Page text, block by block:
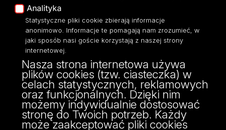
Wydział Zarządzania
Uniwersytetu Łódzkiego
ul. Matejki 22/26
90-237 Łódź
tel: 42 635 51 22
NIP 724 000 32 43
Analityka
Statystyczne pliki cookie zbierają informacje
anonimowo. Informacje te pomagają nam zrozumieć, w
jaki sposób nasi goście korzystają z naszej strony
internetowej.
Nasza strona internetowa używa
plików cookies (tzw. ciasteczka) w
celach statystycznych, reklamowych
oraz funkcjonalnych. Dzięki nim
możemy indywidualnie dostosować
stronę do Twoich potrzeb. Każdy
może zaakceptować pliki cookies